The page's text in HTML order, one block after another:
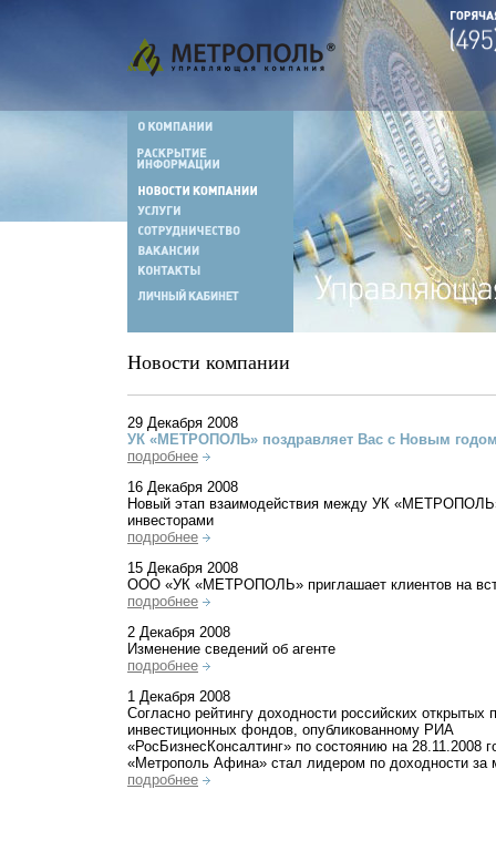
Новости компании
29 Декабря 2008
УК «МЕТРОПОЛЬ» поздравляет Вас с Новым
подробнее
16 Декабря 2008
Новый этап взаимодействия между УК
инвесторами
подробнее
15 Декабря 2008
ООО «УК «МЕТРОПОЛЬ» приглашает клиентов на
подробнее
2 Декабря 2008
Изменение сведений об агенте
подробнее
1 Декабря 2008
Согласно рейтингу доходности российских открытых
инвестиционных фондов, опубликованному РИА
«РосБизнесКонсалтинг» по состоянию на
«Метрополь Афина» стал лидером по доходности за
подробнее